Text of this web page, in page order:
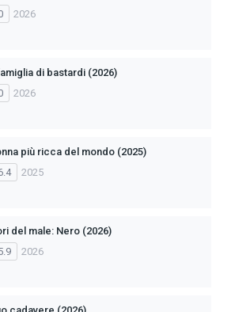
2026
di bastardi (2026)
2026
più ricca del mondo (2025)
2025
del male: Nero (2026)
2026